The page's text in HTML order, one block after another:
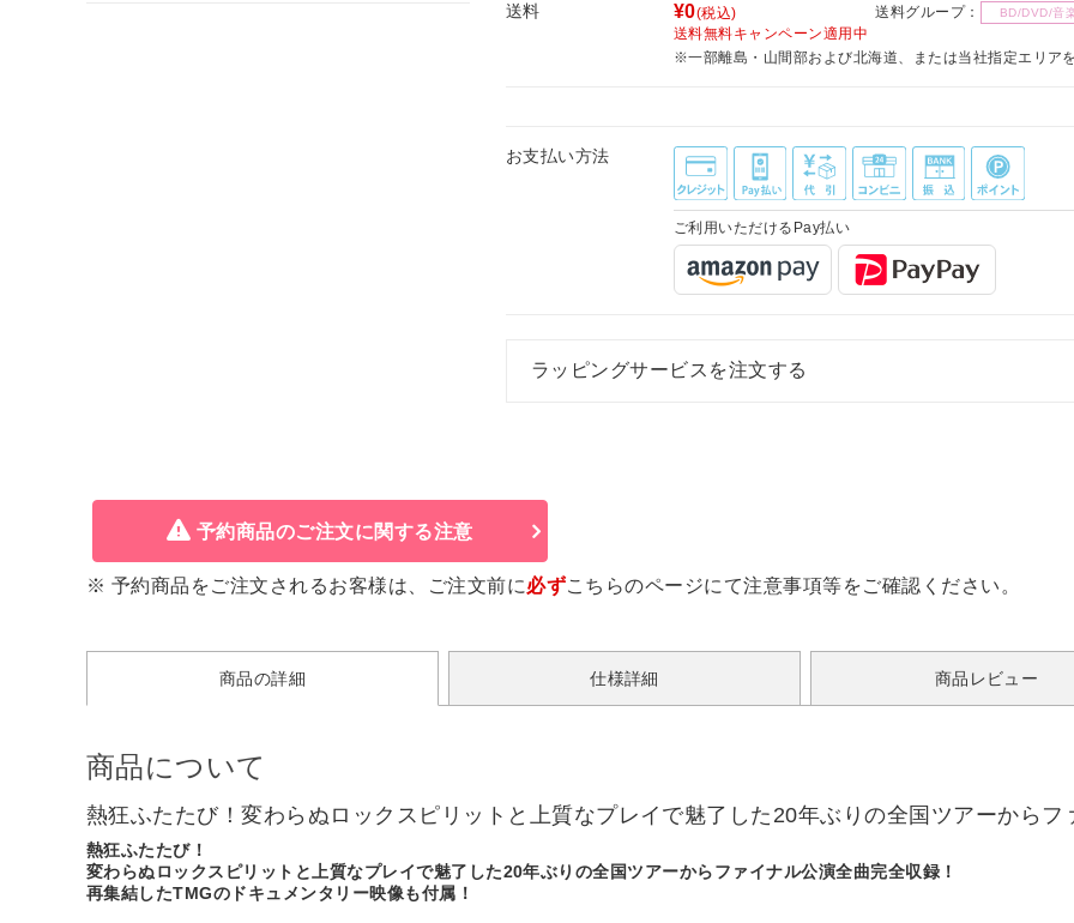
送料 ¥0(税込) 送料グループ： BD/DVD/音
送料無料キャンペーン適用中
※一部離島・山間部および北海道、または当社指定エリア
お支払い方法
ご利用いただけるPay払い
ラッピングサービスを注文する
予約商品のご注文に関する注意
※ 予約商品をご注文されるお客様は、ご注文前に必ずこちらのページにて注意事項等をご確認ください。
商品の詳細 仕様詳細 商品レビュー
商品について
熱狂ふたたび！変わらぬロックスピリットと上質なプレイで魅了した20年ぶりの全国ツアーからフ
熱狂ふたたび！
変わらぬロックスピリットと上質なプレイで魅了した20年ぶりの全国ツアーからファイナル公演全曲完全収録！
再集結したTMGのドキュメンタリー映像も付属！